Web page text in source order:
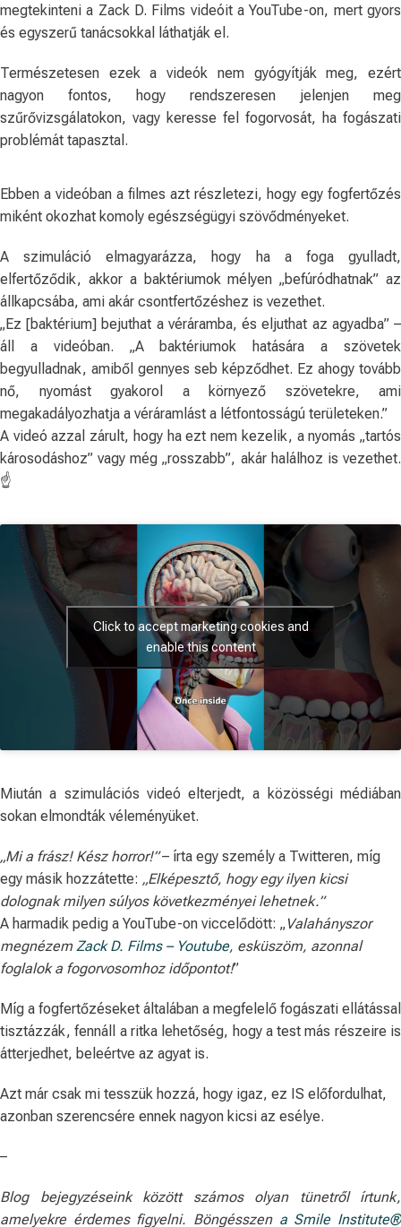
megtekinteni a Zack D. Films videóit a YouTube-on, mert gyors
és egyszerű tanácsokkal láthatják el.
Természetesen ezek a videók nem gyógyítják meg, ezért
nagyon fontos, hogy rendszeresen jelenjen meg
szűrővizsgálatokon, vagy keresse fel fogorvosát, ha fogászati
problémát tapasztal.
Ebben a videóban a filmes azt részletezi, hogy egy fogfertőzés
miként okozhat komoly egészségügyi szövődményeket.
A szimuláció elmagyarázza, hogy ha a foga gyulladt,
elfertőződik, akkor a baktériumok mélyen „befúródhatnak” az
állkapcsába, ami akár csontfertőzéshez is vezethet.
„Ez [baktérium] bejuthat a véráramba, és eljuthat az agyadba” –
áll a videóban. „A baktériumok hatására a szövetek
begyulladnak, amiből gennyes seb képződhet. Ez ahogy tovább
nő, nyomást gyakorol a környező szövetekre, ami
megakadályozhatja a véráramlást a létfontosságú területeken.”
A videó azzal zárult, hogy ha ezt nem kezelik, a nyomás „tartós
károsodáshoz” vagy még „rosszabb”, akár halálhoz is vezethet.
☝️
Click to accept marketing cookies and
enable this content
Miután a szimulációs videó elterjedt, a közösségi médiában
sokan elmondták véleményüket.
„Mi a frász! Kész horror!”– írta egy személy a Twitteren, míg
egy másik hozzátette: „Elképesztő, hogy egy ilyen kicsi
dolognak milyen súlyos következményei lehetnek.”
A harmadik pedig a YouTube-on viccelődött: „Valahányszor
megnézem Zack D. Films – Youtube, esküszöm, azonnal
foglalok a fogorvosomhoz időpontot!”
Míg a fogfertőzéseket általában a megfelelő fogászati ​​ellátással
tisztázzák, fennáll a ritka lehetőség, hogy a test más részeire is
átterjedhet, beleértve az agyat is.
Azt már csak mi tesszük hozzá, hogy igaz, ez IS előfordulhat,
azonban szerencsére ennek nagyon kicsi az esélye.
–
Blog bejegyzéseink között számos olyan tünetről írtunk,
amelyekre érdemes figyelni. Böngésszen a Smile Institute®